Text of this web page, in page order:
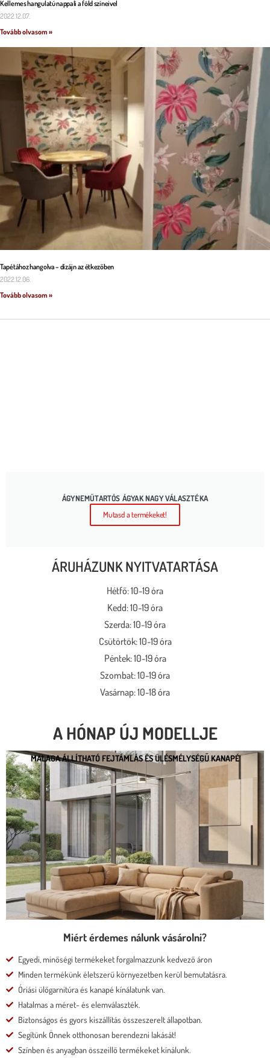
Kellemes hangulatú nappali a föld színeivel
2022.12.07.
Tovább olvasom »
Tapétához hangolva – dizájn az étkezőben
2022.12.06.
Tovább olvasom »
ÁGYNEMŰTARTÓS ÁGYAK NAGY VÁLASZTÉKA
Mutasd a termékeket!
ÁRUHÁZUNK NYITVATARTÁSA
Hétfő: 10-19 óra
Kedd: 10-19 óra
Szerda: 10-19 óra
Csütörtök: 10-19 óra
Péntek: 10-19 óra
Szombat: 10-19 óra
Vasárnap: 10-18 óra
A HÓNAP ÚJ MODELLJE
MALAGA ÁLLÍTHATÓ FEJTÁMLÁS ÉS ÜLÉSMÉLYSÉGŰ KANAPÉ
MALAGA ÁLLÍTHATÓ FEJTÁMLÁS ÉS
ÜLÉSMÉLYSÉGŰ KANAPÉ
* kedvező ár
* moduláris rendszer
* motoros állíthatóság
Megnézem
Miért érdemes nálunk vásárolni?
Egyedi, minőségi termékeket forgalmazzunk kedvező áron
Minden termékünk életszerű környezetben kerül bemutatásra.
Óriási ülőgarnitúra és kanapé kínálatunk van.
Hatalmas a méret- és elemválaszték.
Biztonságos és gyors kiszállítás összeszerelt állapotban.
Segítünk Önnek otthonosan berendezni lakását!
Színben és anyagban összeillő termékeket kínálunk.